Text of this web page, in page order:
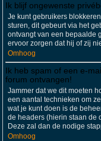
Ik blijf ongewenste
Je kunt gebruikers
sturen, dit gebeurt via het
ontvangt van een bepaalde
ervoor zorgen dat hij of zij
Omhoog
Ik heb spam of een e-
forum ontvangen!
Jammer dat we dit moeten
een aantal technieken om
wat je kunt doen is de
de headers (hierin staan de
Deze zal dan de nodige
Omhoog